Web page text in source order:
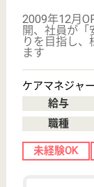
草加駅から徒歩2分の
5年以上の方歓迎、安
ケアマネジャー 正社員(
給与
職種
ケアマ
未経験OK 育休・
駅徒歩10分以内
詳細を見る